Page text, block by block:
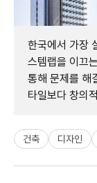
한국에서 가장
스템랩을 이끄
통해 문제를 해
타일보다 창의
건축 디자인